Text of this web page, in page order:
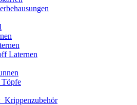
Laternen
Krippenzubehör